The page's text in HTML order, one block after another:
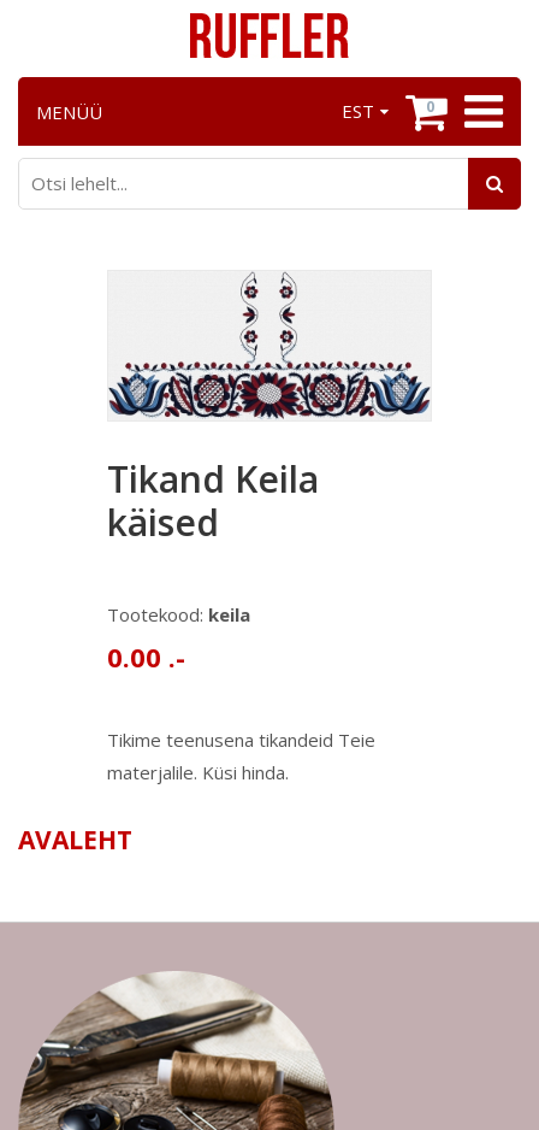
EST 0
MENÜÜ
Tikand Keila
käised
Tootekood: keila
0.00 .-
Tikime teenusena tikandeid Teie
materjalile. Küsi hinda.
AVALEHT